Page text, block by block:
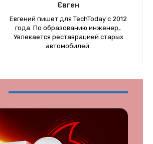
Євген
Евгений пишет для TechToday с 2012
года. По образованию инженер,.
Увлекается реставрацией старых
автомобилей.